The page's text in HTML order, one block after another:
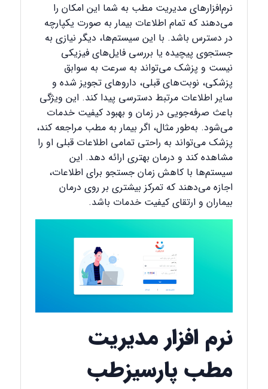
نرم‌افزارهای مدیریت مطب به شما این امکان را
می‌دهند که تمام اطلاعات بیمار به صورت یکپارچه
در دسترس باشد. با این سیستم‌ها، دیگر نیازی به
جستجوی پیچیده یا بررسی فایل‌های فیزیکی
نیست و پزشک می‌تواند به سرعت به سوابق
پزشکی، نوبت‌های قبلی، داروهای تجویز شده و
سایر اطلاعات مرتبط دسترسی پیدا کند. این ویژگی
باعث صرفه‌جویی در زمان و بهبود کیفیت خدمات
می‌شود. به‌طور مثال، اگر بیمار به مطب مراجعه کند،
پزشک می‌تواند به راحتی تمامی اطلاعات قبلی او را
مشاهده کند و درمان بهتری ارائه دهد. این
سیستم‌ها با کاهش زمان جستجو برای اطلاعات،
اجازه می‌دهند که تمرکز بیشتری بر روی درمان
بیماران و ارتقای کیفیت خدمات باشد.
نرم‌ افزار مدیریت
مطب پارسیزطب